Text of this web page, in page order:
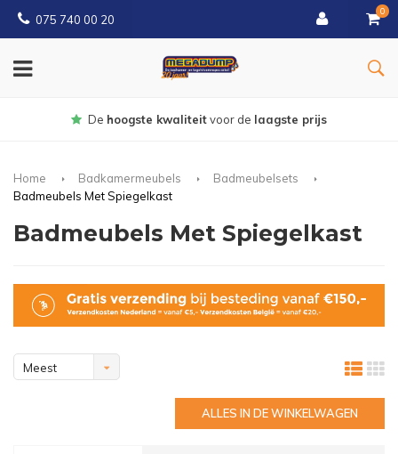
075 740 00 20
0
Gratisbezorgd vanaf € 150
Home Badkamermeubels
Badmeubelsets
Badmeubels Met Spiegelkast
Badmeubels Met Spiegelkast
Meest
ALLES IN DE WINKELWAGEN